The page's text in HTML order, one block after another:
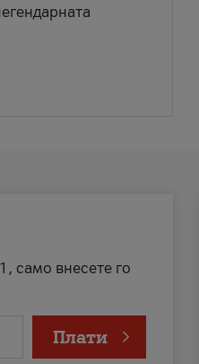
само внесете го
Плати